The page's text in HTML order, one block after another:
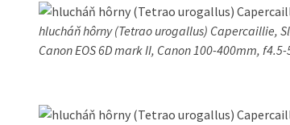
hlucháň hôrny (Tetrao urogallus) Capercaillie,
Canon EOS 6D mark II, Canon 100-400mm,